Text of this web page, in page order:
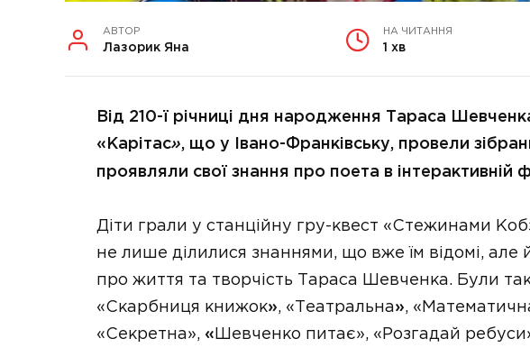
АВТОР
Лазорик Яна
НА ЧИТАННЯ
1 хв
Від 210-ї річниці дня народження Тараса
«Карітас», що у Івано-Франківську, провели
проявляли свої знання про поета в інтерактивній
Діти грали у станційну гру-квест «Стежинами
не лише ділилися знаннями, що вже їм відомі, але
про життя та творчість Тараса Шевченка. Були
«Скарбниця книжок», «Театральна»,
«Секретна», « Шевченко питає», «Розгадай